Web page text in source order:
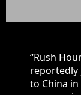
“Rush
reportedly
to China